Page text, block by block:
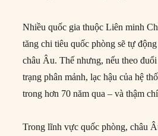
Nhiều quốc gia thuộc Liên minh
tăng chi tiêu quốc phòng sẽ tự
châu Âu. Thế nhưng, nếu theo
trạng phân mảnh, lạc hậu của hệ
trong hơn 70 năm qua – và thậm
Trong lĩnh vực quốc phòng, châu